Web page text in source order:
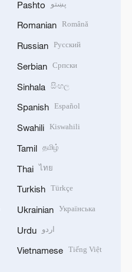
Pashto پښتو
Romanian Română
Russian Русский
Serbian Српски
Sinhala සිංහල
Spanish Español
Swahili Kiswahili
Tamil தமிழ்
Thai ไทย
Turkish Türkçe
Ukrainian Українська
Urdu اردو
Vietnamese Tiếng Việt